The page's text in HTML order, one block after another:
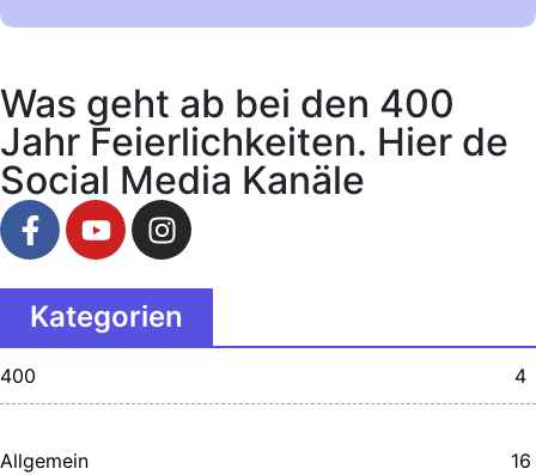
Was geht ab bei den 400
Jahr Feierlichkeiten. Hier de
Social Media Kanäle
Kategorien
400 4
Allgemein 16